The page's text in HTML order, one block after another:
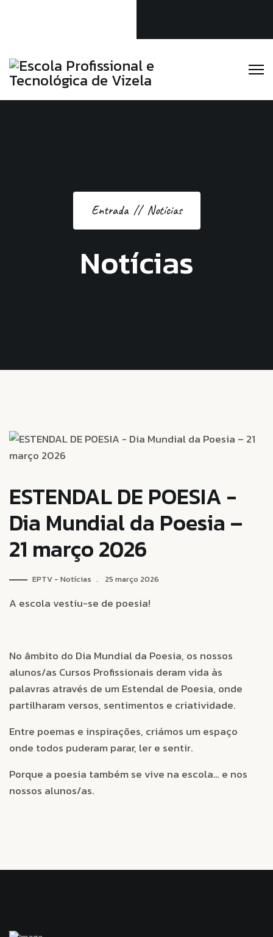
Notícias
Entrada Notícias
ESTENDAL DE POESIA -
Dia Mundial da Poesia –
21 março 2026
EPTV - Notícias 25 março 2026
A escola vestiu-se de poesia!
No âmbito do Dia Mundial da Poesia, os nossos
alunos/as Cursos Profissionais deram vida às
palavras através de um Estendal de Poesia, onde
partilharam versos, sentimentos e criatividade.
Entre poemas e inspirações, criámos um espaço
onde todos puderam parar, ler e sentir.
Porque a poesia também se vive na escola… e nos
nossos alunos/as.